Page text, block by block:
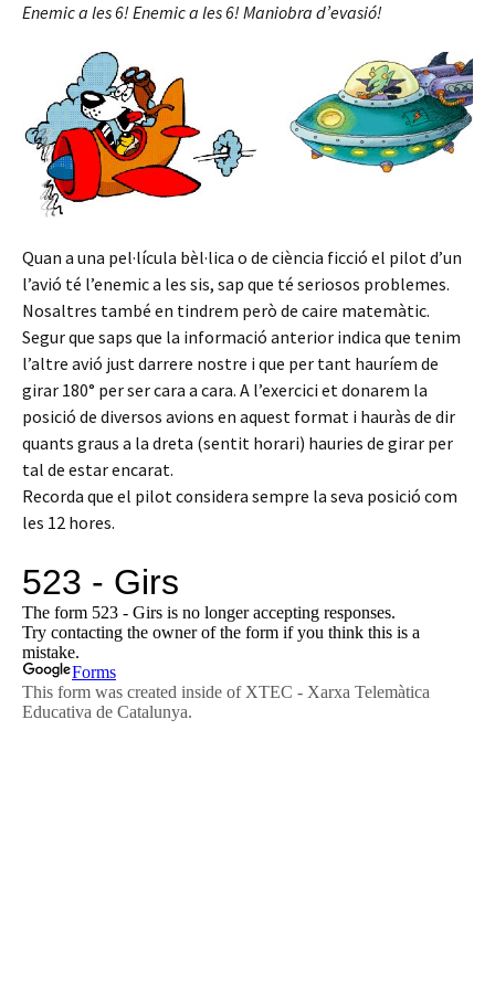
Enemic a les 6! Enemic a les 6! Maniobra d’evasió!
Quan a una pel·lícula bèl·lica o de ciència ficció el pilot d’un
l’avió té l’enemic a les sis, sap que té seriosos problemes.
Nosaltres també en tindrem però de caire matemàtic.
Segur que saps que la informació anterior indica que tenim
l’altre avió just darrere nostre i que per tant hauríem de
girar 180° per ser cara a cara. A l’exercici et donarem la
posició de diversos avions en aquest format i hauràs de dir
quants graus a la dreta (sentit horari) hauries de girar per
tal de estar encarat.
Recorda que el pilot considera sempre la seva posició com
les 12 hores.